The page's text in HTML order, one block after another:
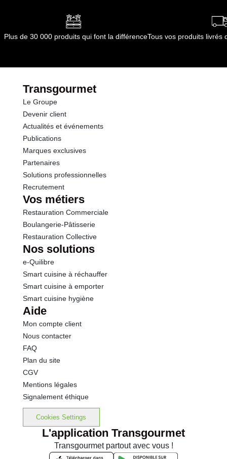
Plus de 30 000 produits qui font la différenceTous vos produits livrés
Transgourmet
Le Groupe
Devenir client
Actualités et événements
Publications
Marques exclusives
Partenaires
Solutions professionnelles
Recrutement
Vos métiers
Restauration Commerciale
Boulangerie-Pâtisserie
Restauration Collective
Nos solutions
e-Quilibre
Smart cuisine à réchauffer
Smart cuisine à emporter
Smart cuisine hygiène
Aide
Mon compte client
Nous contacter
FAQ
Plan du site
CGV
Mentions légales
Signalement éthique
Cookies Settings
L'application Transgourmet
Transgourmet partout avec vous !